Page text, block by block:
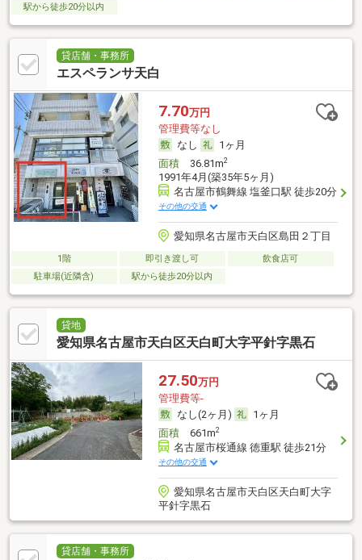
駅から徒歩20分以内
貸店舗・事務所
エスペランサ天白
7.70万円
管理費等なし
なし
1ヶ月
面積36.81m2
1991年4月(築35年5ヶ月)
名古屋市鶴舞線 塩釜口駅 徒歩20分
その他の交通
愛知県名古屋市天白区島田２丁目
1階 即引き渡し可
飲食店可
駐車場(近隣含)
駅から徒歩20分以内
貸地
愛知県名古屋市天白区天白町大字平針字黒石
27.50万円
管理費等-
なし(2ヶ月)
1ヶ月
面積661m2
名古屋市桜通線 徳重駅 徒歩21分
その他の交通
愛知県名古屋市天白区天白町大字
平針字黒石
貸店舗・事務所